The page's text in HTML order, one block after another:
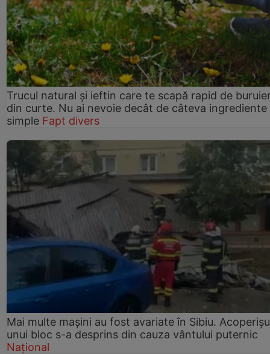
Trucul natural și ieftin care te scapă rapid de
din curte. Nu ai nevoie decât de câteva ingrediente
simple Fapt divers
Mai multe mașini au fost avariate în Sibiu.
unui bloc s-a desprins din cauza vântului puternic
Național